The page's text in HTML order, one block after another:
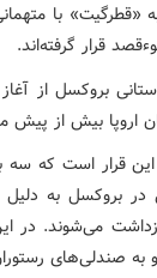
«قطرگیت» با
قرار گرفته‌اند.
بروکسل از
اروپا بیش از پیش
این قرار است که سه
در بروکسل به
می‌شوند. در
به صندلی‌های